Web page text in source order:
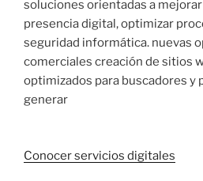
soluciones orientadas a
presencia digital, optimizar
seguridad informática. nuevas
comerciales creación de sitios
optimizados para buscadores y
generar
Conocer servicios digitales